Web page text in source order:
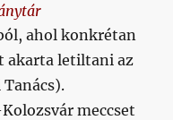
ahol konkrétan
akarta letiltani az
Tanács).
meccset